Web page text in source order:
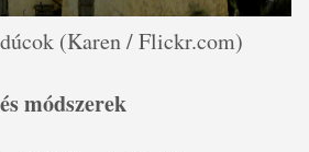
(Karen / Flickr.com)
módszerek